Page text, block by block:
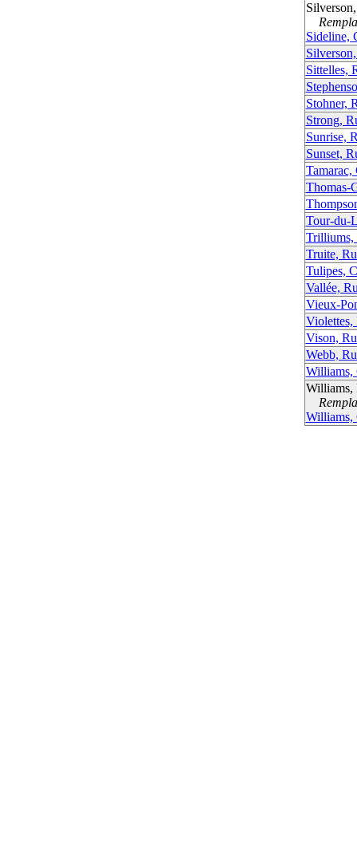
Sideline,
Sittelles,
Stohner,
Strong,
Sunrise,
Sunset,
Tamarac,
Thomas-
Tour-du-
Trilliums,
Truite,
Tulipes,
Vallée,
Vieux-
Violettes,
Vison,
Webb,
Williams,
Williams,
Williams,